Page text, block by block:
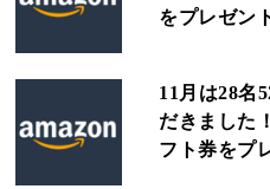
をプレゼン
11月は28名
だきました
フト券をプ